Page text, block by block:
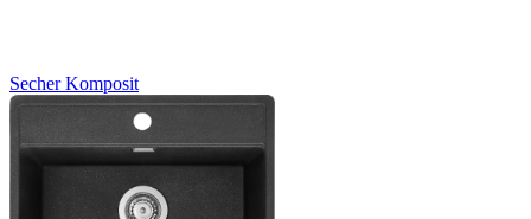
SecherKomposit